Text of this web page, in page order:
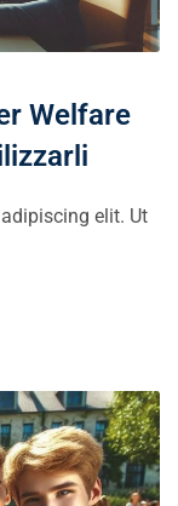
Welfare
elit. Ut